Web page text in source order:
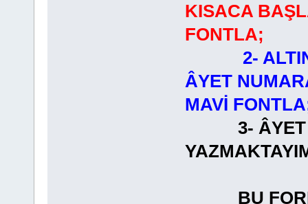
KISACA
FONTLA;
2-
ÂYET
MAVİ
3-
BU